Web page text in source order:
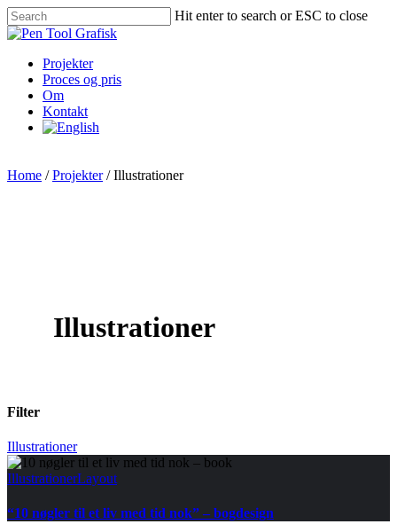
Skip
to
content
Hit enter to search or ESC to close
Close
Menu
Projekter
Proces og pris
Om
Kontakt
Home /Projekter/Illustrationer
Illustrationer
Filter
Illustrationer
IllustrationerLayout
“10 nøgler til et liv med tid nok” – bogdesign